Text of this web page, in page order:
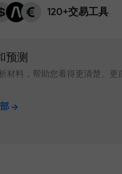
120+交易工具
预测
材料，帮助您看得更清楚、更